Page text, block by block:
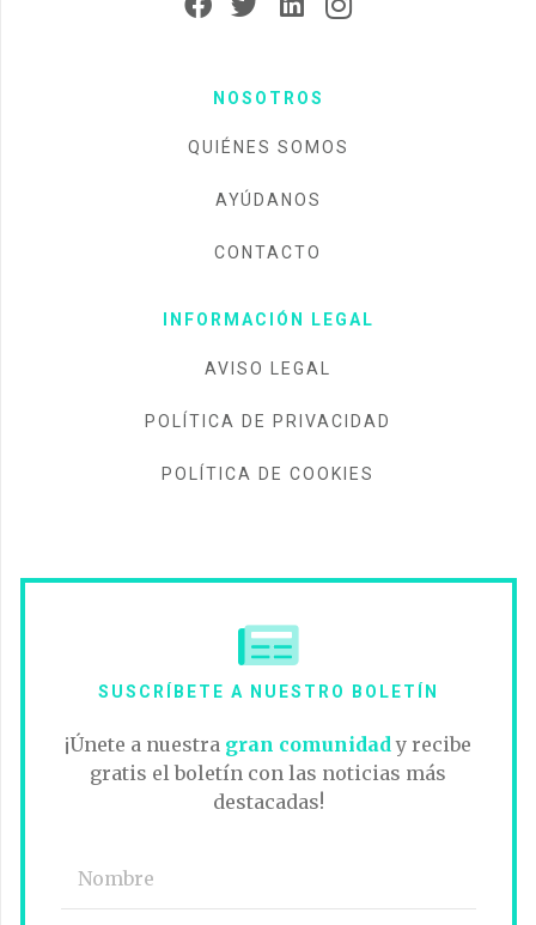
NOSOTROS
QUIÉNES SOMOS
AYÚDANOS
CONTACTO
INFORMACIÓN LEGAL
AVISO LEGAL
POLÍTICA DE PRIVACIDAD
POLÍTICA DE COOKIES
SUSCRÍBETE A NUESTRO BOLETÍN
¡Únete a nuestra gran comunidady recibe
gratis el boletín con las noticias más
destacadas!